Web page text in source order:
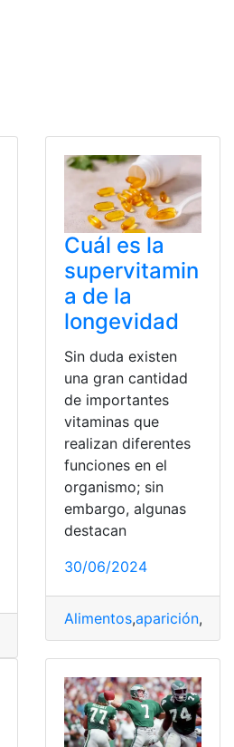
,Instalación,Windows
Cuál es la
supervitamin
a de la
longevidad
Sin duda existen
una gran cantidad
de importantes
vitaminas que
realizan diferentes
funciones en el
organismo; sin
embargo, algunas
destacan
30/06/2024
Alimentos,aparición,